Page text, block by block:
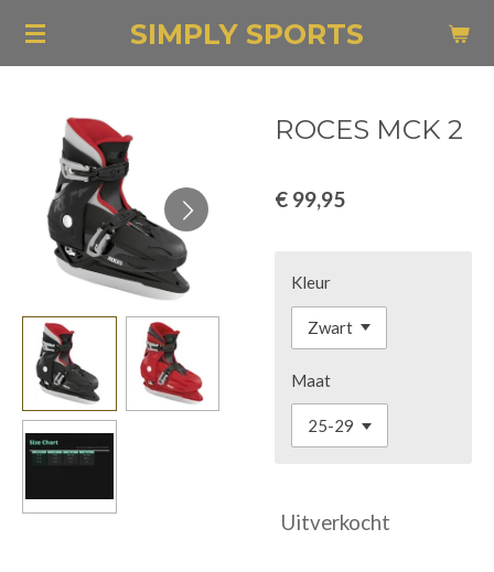
Ga
hoofdinhoud
SIMPLY SPORTS
ROCES MCK 2
€ 99,95
Kleur
Maat
Uitverkocht